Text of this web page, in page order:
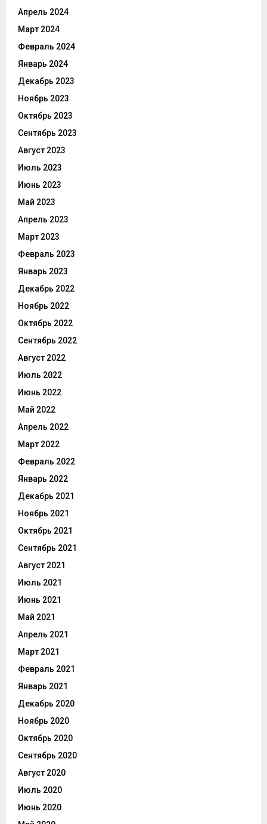
Апрель 2024
Март 2024
Февраль 2024
Январь 2024
Декабрь 2023
Ноябрь 2023
Октябрь 2023
Сентябрь 2023
Август 2023
Июль 2023
Июнь 2023
Май 2023
Апрель 2023
Март 2023
Февраль 2023
Январь 2023
Декабрь 2022
Ноябрь 2022
Октябрь 2022
Сентябрь 2022
Август 2022
Июль 2022
Июнь 2022
Май 2022
Апрель 2022
Март 2022
Февраль 2022
Январь 2022
Декабрь 2021
Ноябрь 2021
Октябрь 2021
Сентябрь 2021
Август 2021
Июль 2021
Июнь 2021
Май 2021
Апрель 2021
Март 2021
Февраль 2021
Январь 2021
Декабрь 2020
Ноябрь 2020
Октябрь 2020
Сентябрь 2020
Август 2020
Июль 2020
Июнь 2020